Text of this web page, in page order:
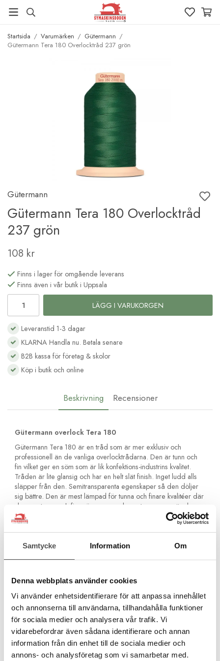
Samtycke Information Om
Denna webbplats använder cookies
Vi använder enhetsidentifierare för att anpassa innehållet
och annonserna till användarna, tillhandahålla funktioner
för sociala medier och analysera vår trafik. Vi
vidarebefordrar även sådana identifierare och annan
information från din enhet till de sociala medier och
annons- och analysföretag som vi samarbetar med.
Startsida / Varumärken / Gütermann /
Gütermann Tera 180 Overlocktråd 237 grön
Gütermann
Gütermann Tera 180 Overlocktråd
237 grön
108 kr
Finns i lager för omgående leverans
Finns även i vår butik i Uppsala
LÄGG I VARUKORGEN
Leveranstid 1-3 dagar
KLARNA Handla nu. Betala senare
B2B kassa för företag & skolor
Köp i butik och online
Beskrivning Recensioner
Gütermann overlock Tera 180
Gütermann Tera 180 är en tråd som är mer exklusiv och
professionell än de vanliga overlocktrådarna. Den är tunn och
fin vilket ger en söm som är lik konfektions-industrins kvalitet.
Tråden är lite glansig och har en helt slät finish. Inget ludd alls
släpper från den. Semitransparenta egenskaper så den döljer
sig bättre. Den är mest lämpad för tunna och finare kvalitéer där
den ger tunna och fina sömmar som knappt syns, ens när du
pressat tyget. Tunna tyger mår bäst av tunn tråd för att tyget inte
skall rynka sig.
Du använder den också i din Covermaskin då du syr i tunna
material.
Semitransparent, optimal färganpassning
Industrikvalitet
2000 meter
Grovlek 180